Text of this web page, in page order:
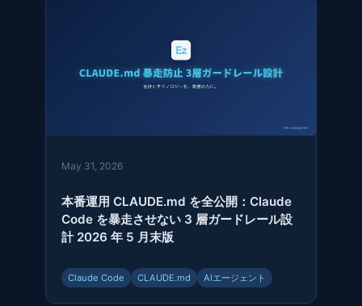
May 31, 2026
本番運用 CLAUDE.md を全公開：Claude
Code を暴走させない 3 層ガードレール設
計 2026 年 5 月末版
Claude Code CLAUDE.md AIエージェント